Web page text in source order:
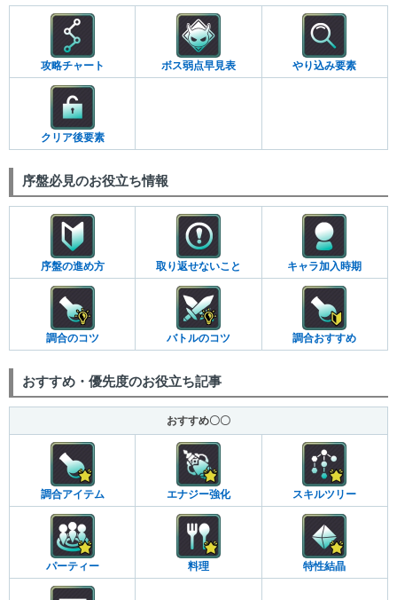
攻略チャート ボス弱点早見表 やり込み要素
クリア後要素
序盤必見のお役立ち情報
序盤の進め方 取り返せないこと キャラ加入時期
調合のコツ バトルのコツ 調合おすすめ
おすすめ・優先度のお役立ち記事
おすすめ〇〇
調合アイテム エナジー強化 スキルツリー
パーティー 料理 特性結晶